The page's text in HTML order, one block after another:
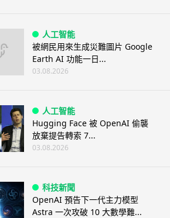
人工智能
被網民用來生成災難圖片 Google
Earth AI 功能一日...
03.08.2026
人工智能
Hugging Face 被 OpenAI 偷襲
放棄提告轉索 7...
03.08.2026
科技新聞
OpenAI 預告下一代主力模型
Astra 一次攻破 10 大數學難...